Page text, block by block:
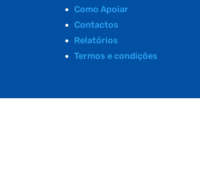
Como Apoiar
Contactos
Relatórios
Termos e condições